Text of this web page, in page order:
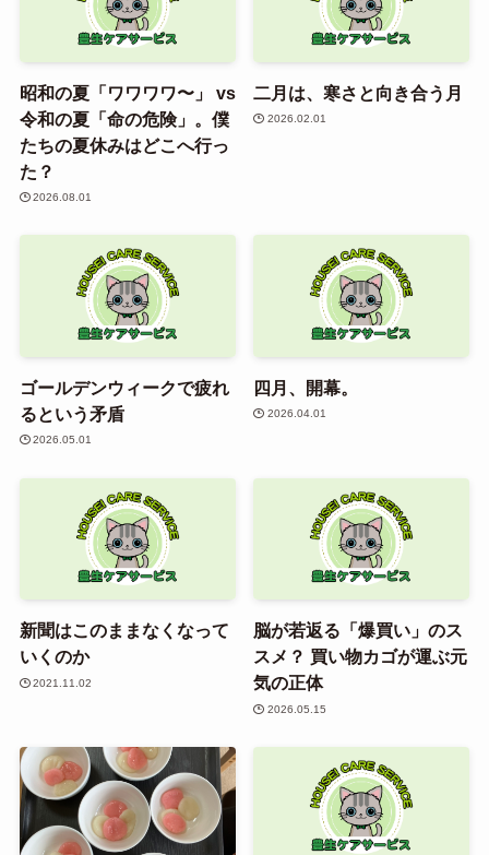
昭和の夏「ワワワワ〜」 vs
令和の夏「命の危険」。僕
たちの夏休みはどこへ行っ
た？
2026.08.01
二月は、寒さと向き合う月
2026.02.01
ゴールデンウィークで疲れ
るという矛盾
2026.05.01
四月、開幕。
2026.04.01
新聞はこのままなくなって
いくのか
2021.11.02
脳が若返る「爆買い」のス
スメ？ 買い物カゴが運ぶ元
気の正体
2026.05.15